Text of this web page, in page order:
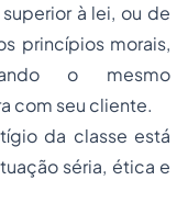
à lei, ou de
princípios morais,
o mesmo
com seu cliente.
da classe está
séria, ética e